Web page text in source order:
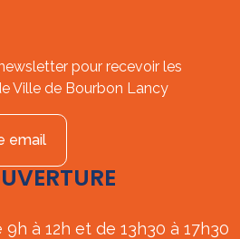
pour recevoir les
Ville de Bourbon Lancy
email
à 12h et de 13h30 à 17h30